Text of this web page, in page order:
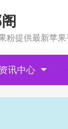
粉提供最新苹
资讯中心